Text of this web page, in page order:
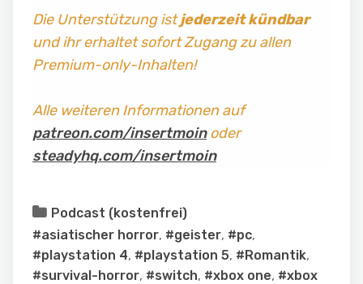
Die Unterstützung istjederzeit kündbar
und ihr erhaltet sofort Zugang zu allen
Premium-only-Inhalten!
Alle weiteren Informationen auf
patreon.com/insertmoinoder
steadyhq.com/insertmoin
Podcast (kostenfrei)
#asiatischer horror, #geister, #pc,
#playstation 4, #playstation 5, #Romantik,
#survival-horror, #switch, #xbox one, #xbox